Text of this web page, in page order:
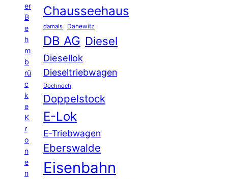
er
B
e
h
m
b
rü
c
k
e
K
r
o
n
e
n
Chausseehaus
damals Danewitz
DB AG Diesel
Diesellok
Dieseltriebwagen
Dochnoch
Doppelstock
E-Lok
E-Triebwagen
Eberswalde
Eisenbahn